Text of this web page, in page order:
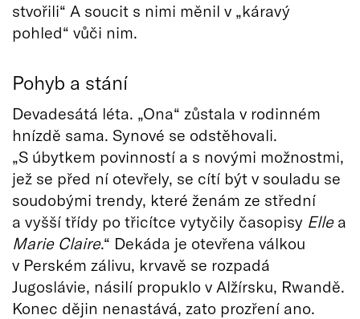
stvořili“ A soucit s nimi měnil v „káravý
pohled“ vůči nim.
Pohyb a stání
Devadesátá léta. „Ona“ zůstala v rodinném
hnízdě sama. Synové se odstěhovali.
„S úbytkem povinností a s novými možnostmi,
jež se před ní otevřely, se cítí být v souladu se
soudobými trendy, které ženám ze střední
a vyšší třídy po třicítce vytyčily časopisy Ellea
Marie Claire.“ Dekáda je otevřena válkou
v Perském zálivu, krvavě se rozpadá
Jugoslávie, násilí propuklo v Alžírsku, Rwandě.
Konec dějin nenastává, zato prozření ano.